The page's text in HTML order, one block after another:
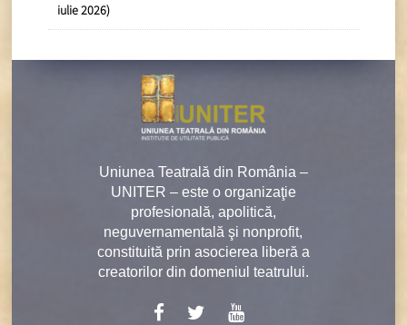
iulie 2026)
Uniunea Teatrală din România –
UNITER – este o organizaţie
profesională, apolitică,
neguvernamentală şi nonprofit,
constituită prin asocierea liberă a
creatorilor din domeniul teatrului.